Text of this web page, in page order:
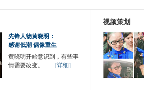
先锋人物黄晓明：
感谢低潮 偶像重生
黄晓明开始意识到，有些事
情需要改变。……[详细]
视频策划